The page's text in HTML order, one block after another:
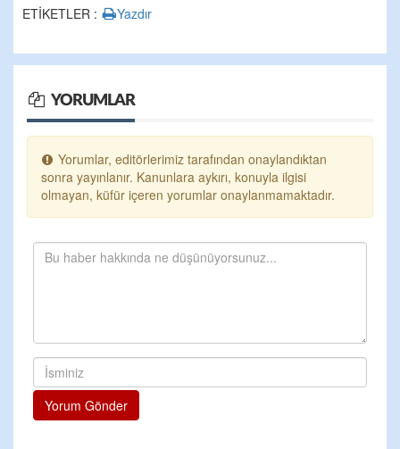
ETİKETLER : Yazdır
YORUMLAR
Yorumlar, editörlerimiz tarafından onaylandıktan
sonra yayınlanır. Kanunlara aykırı, konuyla ilgisi
olmayan, küfür içeren yorumlar onaylanmamaktadır.
Yorum Gönder